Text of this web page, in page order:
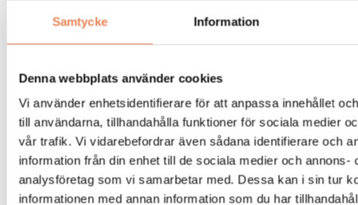
Samtycke Information
Denna webbplats använder cookies
Vi använder enhetsidentifierare för att anpassa innehållet
till användarna, tillhandahålla funktioner för sociala medier
vår trafik. Vi vidarebefordrar även sådana identifierare och
information från din enhet till de sociala medier och annons-
analysföretag som vi samarbetar med. Dessa kan i sin tur
informationen med annan information som du har
REPORTAGE. Hon är medarbetaren
som kan över 100 språk och jobbar
dygnet runt. Tjörnbro Arenas AI-
assistent Katja är under utbildning och
tränas i att svara på gästernas vanliga
frågor. Allt för att avlasta receptionen
som istället kan fokusera på ännu
bättre mänsklig service.